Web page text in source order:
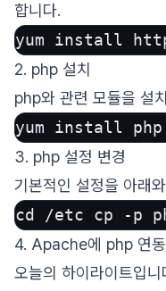
합니다.
yum install
2. php 설치
php와 관련 모듈을 설
yum install php
3. php 설정 변경
기본적인 설정을 아래
cd /etc cp -p
4. Apache에 php 연동
오늘의 하이라이트입